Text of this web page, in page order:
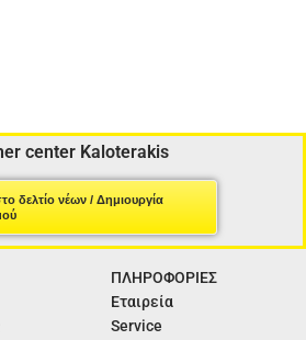
center Kaloterakis
δελτίο νέων / Δημιουργία
ΠΛΗΡΟΦΟΡΙΕΣ
Εταιρεία
Service